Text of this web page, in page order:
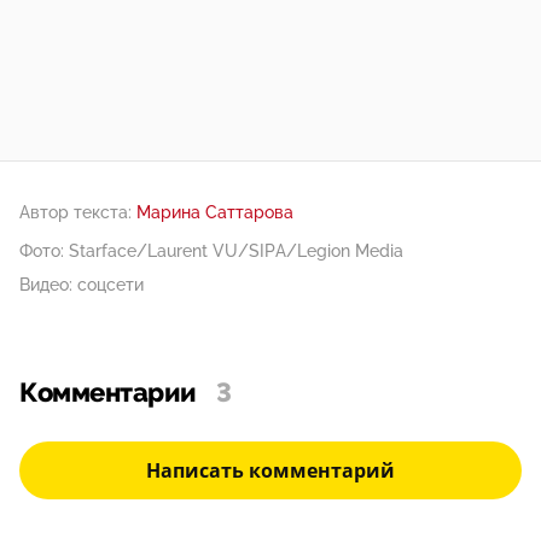
Автор текста: Марина Саттарова
Фото: Starface/Laurent VU/SIPA/Legion Media
Видео: соцсети
Комментарии 3
Написать комментарий